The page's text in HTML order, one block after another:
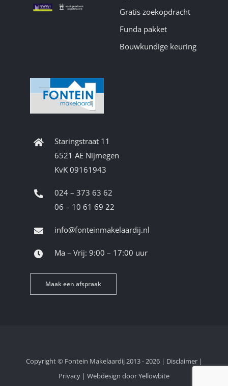
Gratis zoekopdracht
Funda pakket
Bouwkundige keuring
Staringstraat 11
6521 AE Nijmegen
KvK 09161943
024 – 373 63 62
06 – 10 61 69 22
info@fonteinmakelaardij.nl
Ma – Vrij: 9:00 – 17:00 uur
Maak een afspraak
Copyright © Fontein Makelaardij 2013 - 2026 | Disclaimer|
Privacy | Webdesign door Yellowbite